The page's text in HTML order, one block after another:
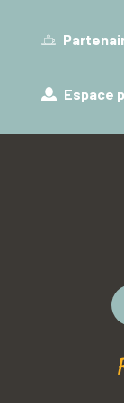
Espace